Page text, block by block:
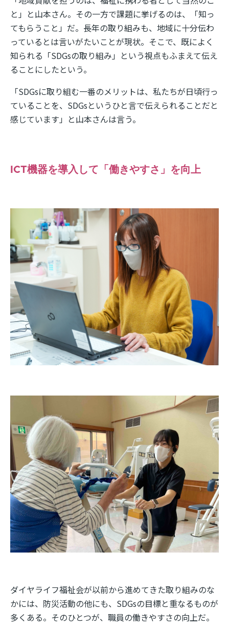
と」と山本さん。その一方で課題に挙げるのは、「知っ
てもらうこと」だ。長年の取り組みも、地域に十分伝わ
っているとは言いがたいことが現状。そこで、既によく
知られる「SDGsの取り組み」という視点もふまえて伝え
ることにしたという。
「SDGsに取り組む一番のメリットは、私たちが日頃行っ
ていることを、SDGsというひと言で伝えられることだと
感じています」と山本さんは言う。
ICT機器を導入して「働きやすさ」を向上
ダイヤライフ福祉会が以前から進めてきた取り組みのな
かには、防災活動の他にも、SDGsの目標と重なるものが
多くある。そのひとつが、職員の働きやすさの向上だ。